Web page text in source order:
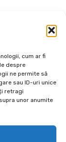
cum ar fi
despre
ne permite să
sau ID-uri unice
retragi
unor anumite